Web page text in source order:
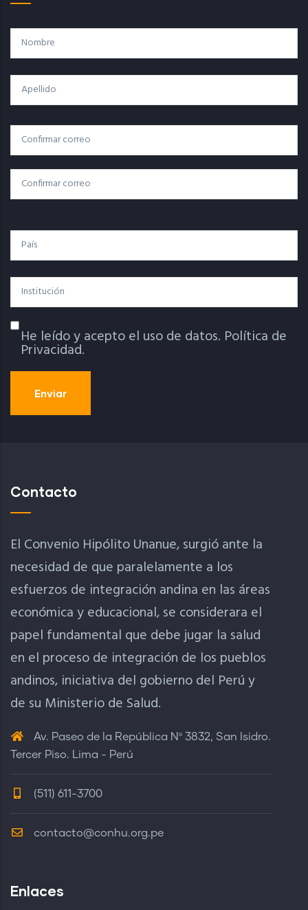
Nombre
Apellido
Correo
Electrónico
Correo Electrónico
Confirmar Correo
País
Institución
Política De Privacidad
He leído y acepto el uso de datos. Política de
Privacidad.
Contacto
El Convenio Hipólito Unanue, surgió ante la
necesidad de que paralelamente a los
esfuerzos de integración andina en las áreas
económica y educacional, se considerara el
papel fundamental que debe jugar la salud
en el proceso de integración de los pueblos
andinos, iniciativa del gobierno del Perú y
de su Ministerio de Salud.
Av. Paseo de la República Nº 3832, San Isidro.
Tercer Piso. Lima - Perú
(511) 611-3700
contacto@conhu.org.pe
Enlaces